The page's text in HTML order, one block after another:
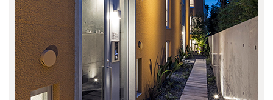
中目黒 LIVSUS (1)
深大寺元町の家 (1)
下目黒の家 (3)
関前の家 (2)
清里別邸 (3)